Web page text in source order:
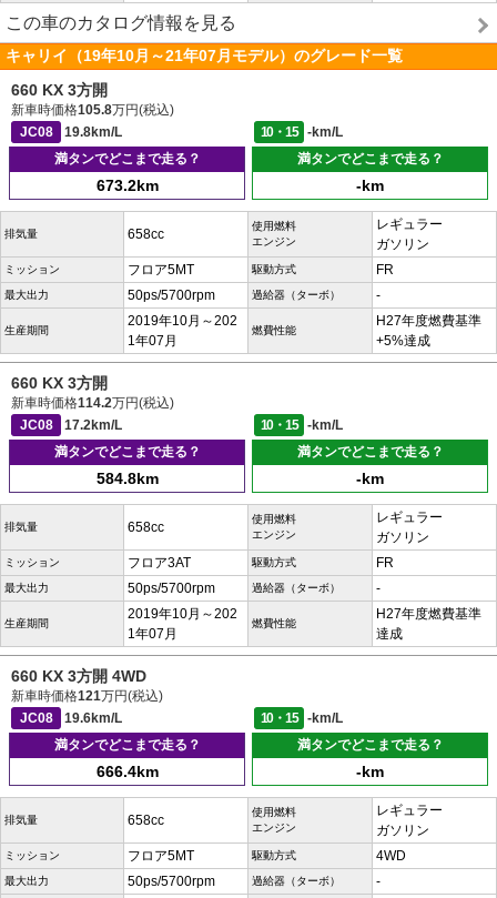
この車のカタログ情報を見る
キャリイ（19年10月～21年07月モデル）のグレード一覧
660 KX 3方開
新車時価格105.8万円(税込)
JC08
19.8km/L 10・15
-km/L
満タンでどこまで走る？
673.2km
満タンでどこまで走る？
-km
排気量 658cc
使用燃料
エンジン
レギュラー
ガソリン
ミッション フロア5MT 駆動方式 FR
最大出力 50ps/5700rpm 過給器（ターボ） -
生産期間
2019年10月～202
1年07月
燃費性能
H27年度燃費基準
+5%達成
660 KX 3方開
新車時価格114.2万円(税込)
JC08
17.2km/L 10・15
-km/L
満タンでどこまで走る？
584.8km
満タンでどこまで走る？
-km
排気量 658cc
使用燃料
エンジン
レギュラー
ガソリン
ミッション フロア3AT 駆動方式 FR
最大出力 50ps/5700rpm 過給器（ターボ） -
生産期間
2019年10月～202
1年07月
燃費性能
H27年度燃費基準
達成
660 KX 3方開 4WD
新車時価格121万円(税込)
JC08
19.6km/L 10・15
-km/L
満タンでどこまで走る？
666.4km
満タンでどこまで走る？
-km
排気量 658cc
使用燃料
エンジン
レギュラー
ガソリン
ミッション フロア5MT 駆動方式 4WD
最大出力 50ps/5700rpm 過給器（ターボ） -